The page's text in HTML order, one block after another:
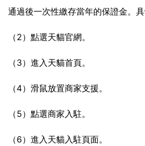
通過後一次性繳存當年的保證金。
（2）點選天貓官網。
（3）進入天貓首頁。
（4）滑鼠放置商家支援。
（5）點選商家入駐。
（6）進入天貓入駐頁面。